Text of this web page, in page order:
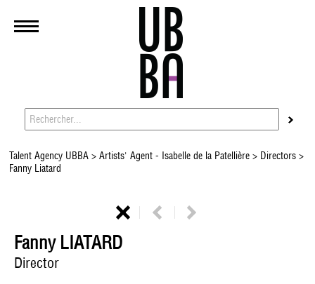
Talent Agency UBBA>Artists' Agent - Isabelle de la Patellière > Directors>
Fanny Liatard
Fanny LIATARD
Director